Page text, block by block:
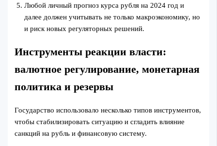
Любой личный прогноз курса рубля на 2024 год и
далее должен учитывать не только макроэкономику, но
и риск новых регуляторных решений.
Инструменты реакции власти:
валютное регулирование, монетарная
политика и резервы
Государство использовало несколько типов инструментов,
чтобы стабилизировать ситуацию и сгладить влияние
санкций на рубль и финансовую систему.